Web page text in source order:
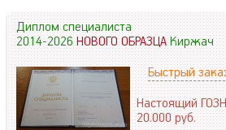
Диплом специалиста
2014-2026НОВОГО ОБРАЗЦАКиржач
Быстрый
Настоящий
20.000руб.